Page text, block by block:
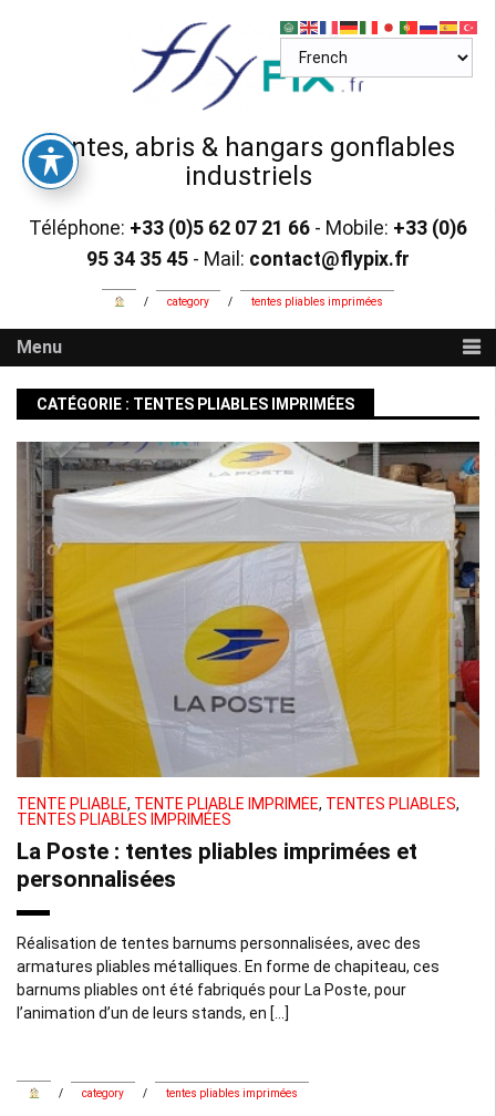
Tentes, abris & hangars gonflables
industriels
Téléphone: +33 (0)5 62 07 21 66 - Mobile: +33 (0)6
95 34 35 45 - Mail: contact@flypix.fr
/ category / tentes pliables imprimées
Menu
CATÉGORIE : TENTES PLIABLES IMPRIMÉES
TENTE PLIABLE, TENTE PLIABLE IMPRIMÉE, TENTES PLIABLES,
TENTES PLIABLES IMPRIMÉES
La Poste : tentes pliables imprimées et
personnalisées
Réalisation de tentes barnums personnalisées, avec des
armatures pliables métalliques. En forme de chapiteau, ces
barnums pliables ont été fabriqués pour La Poste, pour
l’animation d’un de leurs stands, en […]
/ category / tentes pliables imprimées